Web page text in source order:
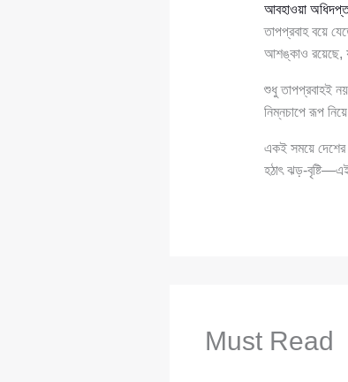
আবহাওয়া
তাপপ্রবাহ বয়ে
আশঙ্কাও রয়েছে,
শুধু তাপপ্রবাহই
নিম্নচাপে রূপ
একই সময়ে দেশের
হঠাৎ ঝড়-
Must Read